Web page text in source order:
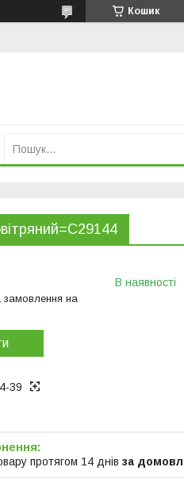
Кошик
замовлення на
В наявності
39
протягом 14 днів за